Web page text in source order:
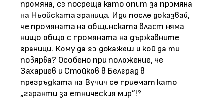
промяна, се посреща като опит за промяна
на Ньойската граница. Иди после доказвай,
че промяната на общинската власт няма
нищо общо с промяната на държавните
граници. Кому да го докажеш и кой да ти
повярва? Особено при положение, че
Захариев и Стойков в Белград в
прегръдката на Вучич се приемат като
„гаранти за етническия мир”!?